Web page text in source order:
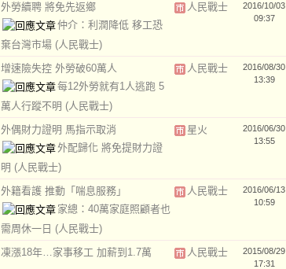
外勞續聘 將免先返鄉
仲介：利潤降低 移工恐
棄台灣市場 (人民戰士)
人民戰士
2016/10/03
09:37
增速險失控 外勞破60萬人
每12外勞就有1人逃跑 5
萬人行蹤不明 (人民戰士)
人民戰士
2016/08/30
13:39
外偶財力證明 馬指示取消
外配歸化 將免提財力證
明 (人民戰士)
星火
2016/06/30
13:55
外籍看護 推動「喘息服務」
家總：40萬家庭照顧者也
需周休一日 (人民戰士)
人民戰士
2016/06/13
10:59
凍漲18年…家事移工 加薪到1.7萬 人民戰士
2015/08/29
17:31